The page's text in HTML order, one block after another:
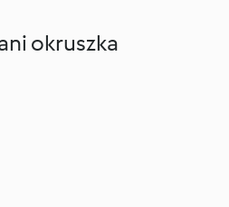
okruszka